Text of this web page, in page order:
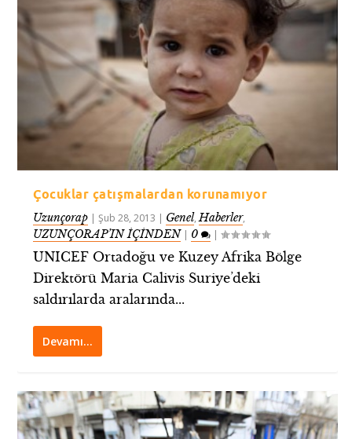
Çocuklar çatışmalardan korunamıyor
Uzunçorap |Şub 28, 2013 | Genel,Haberler,
UZUNÇORAP’IN İÇİNDEN| 0 |
UNICEF Ortadoğu ve Kuzey Afrika Bölge
Direktörü Maria Calivis Suriye’deki
saldırılarda aralarında...
Devamı…